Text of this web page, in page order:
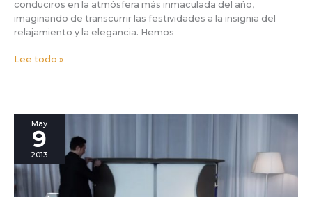
conduciros en la atmósfera más inmaculada del año,
imaginando de transcurrir las festividades a la insignia del
relajamiento y la elegancia. Hemos
Lee todo »
May
9
2013
¿Porqué
Berto?
Porque
cama